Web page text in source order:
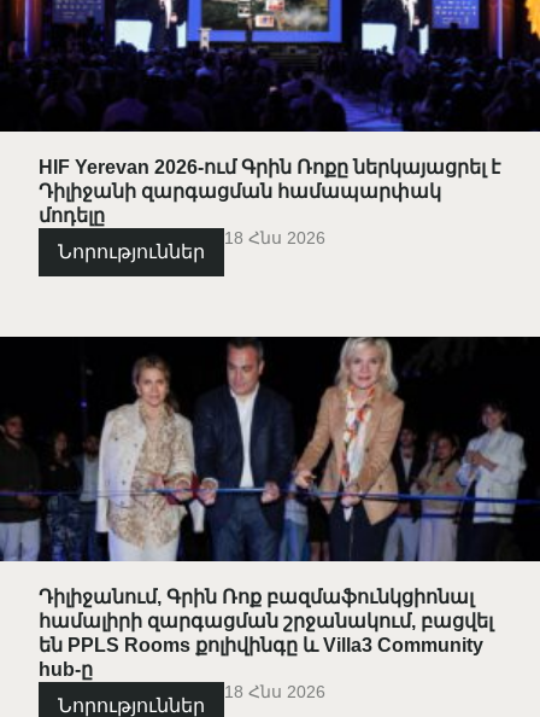
HIF Yerevan 2026-ում Գրին Ռոքը ներկայացրել է
Դիլիջանի զարգացման համապարփակ
մոդելը
Նորություններ
18 Հնս 2026
Դիլիջանում, Գրին Ռոք բազմաֆունկցիոնալ
համալիրի զարգացման շրջանակում, բացվել
են PPLS Rooms քոլիվինգը և Villa3 Community
hub-ը
Նորություններ
18 Հնս 2026